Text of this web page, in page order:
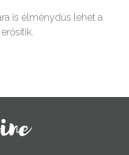
is élménydús lehet a